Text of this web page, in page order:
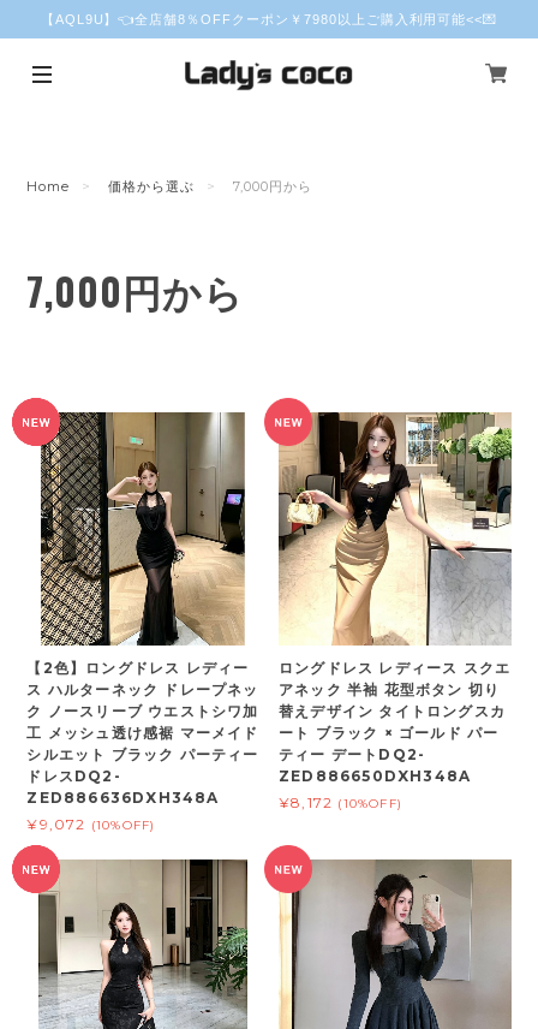
【AQL9U】👈全店舗8％OFFクーポン￥7980以上ご購入利用可能<<💌
Home 価格から選ぶ 7,000円から
7,000円から
【2色】ロングドレス レディー
ス ハルターネック ドレープネッ
ク ノースリーブ ウエストシワ加
工 メッシュ透け感裾 マーメイド
シルエット ブラック パーティー
ドレスDQ2-
ZED886636DXH348A
¥9,072
(10%OFF)
ロングドレス レディース スクエ
アネック 半袖 花型ボタン 切り
替えデザイン タイトロングスカ
ート ブラック × ゴールド パー
ティー デートDQ2-
ZED886650DXH348A
¥8,172 (10%OFF)